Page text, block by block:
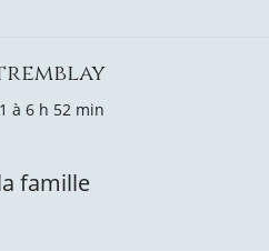
à 6 h 52 min
famille